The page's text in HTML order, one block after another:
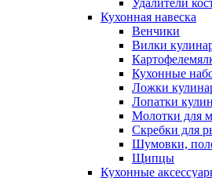
Удалители
Кухонная навеска
Венчики
Вилки
Кухонные
Ложки
Лопатки
Молотки для
Скребки для
Шумовки,
Щипцы
Кухонные